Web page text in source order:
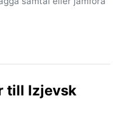
till Izjevsk